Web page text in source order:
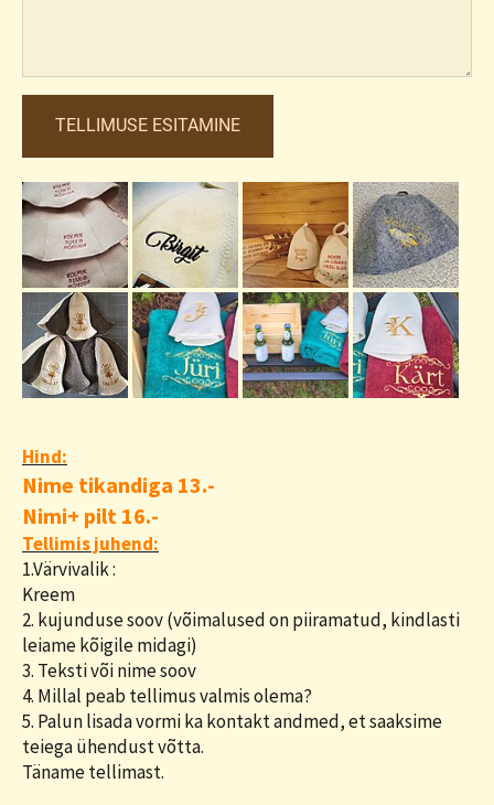
Hind:
Nime tikandiga 13.-
Nimi+ pilt 16.-
Tellimis juhend:
1.Värvivalik :
Kreem
2. kujunduse soov (võimalused on piiramatud, kindlasti
leiame kõigile midagi)
3. Teksti või nime soov
4. Millal peab tellimus valmis olema?
5. Palun lisada vormi ka kontakt andmed, et saaksime
teiega ühendust võtta.
Täname tellimast.